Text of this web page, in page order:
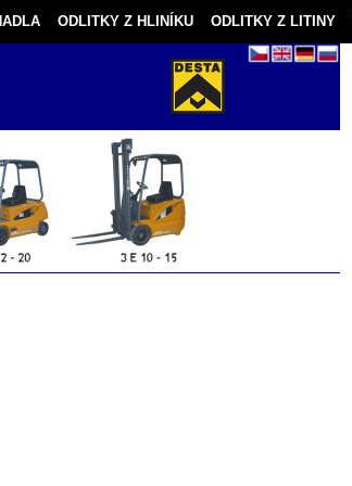
ODLITKY Z HLINÍKU ODLITKY Z LITINY